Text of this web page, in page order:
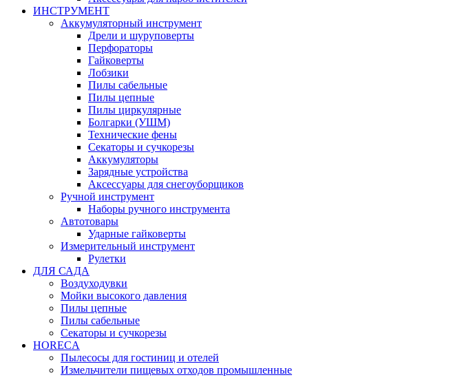
ИНСТРУМЕНТ
Аккумуляторный инструмент
Дрели и шуруповерты
Перфораторы
Гайковерты
Лобзики
Пилы сабельные
Пилы цепные
Пилы циркулярные
Болгарки (УШМ)
Технические фены
Секаторы и сучкорезы
Аккумуляторы
Зарядные устройства
Аксессуары для снегоуборщиков
Ручной инструмент
Наборы ручного инструмента
Автотовары
Ударные гайковерты
Измерительный инструмент
Рулетки
ДЛЯ САДА
Воздуходувки
Мойки высокого давления
Пилы цепные
Пилы сабельные
Секаторы и сучкорезы
HORECA
Пылесосы для гостиниц и отелей
Измельчители пищевых отходов промышленные